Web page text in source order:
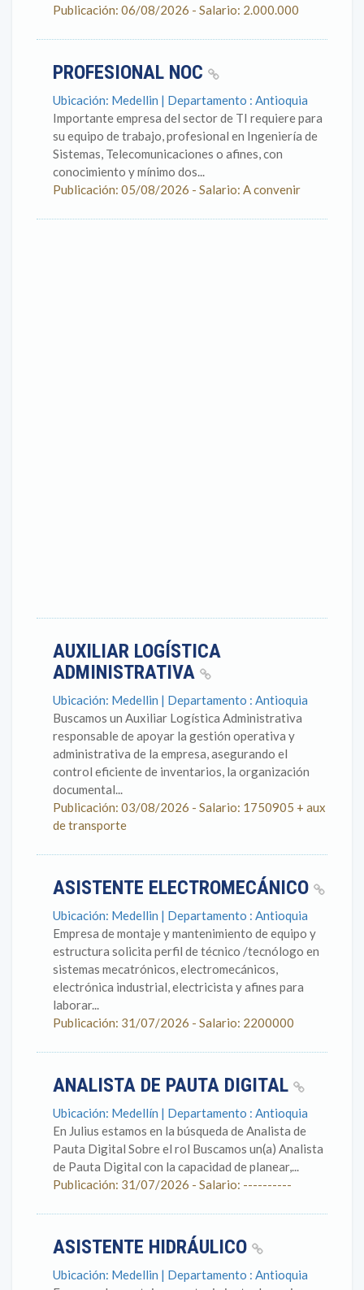
Publicación: 06/08/2026 - Salario: 2.000.000
PROFESIONAL NOC
Ubicación: Medellin | Departamento : Antioquia
Importante empresa del sector de TI requiere para
su equipo de trabajo, profesional en Ingeniería de
Sistemas, Telecomunicaciones o afines, con
conocimiento y mínimo dos...
Publicación: 05/08/2026 - Salario: A convenir
AUXILIAR LOGÍSTICA
ADMINISTRATIVA
Ubicación: Medellin | Departamento : Antioquia
Buscamos un Auxiliar Logística Administrativa
responsable de apoyar la gestión operativa y
administrativa de la empresa, asegurando el
control eficiente de inventarios, la organización
documental...
Publicación: 03/08/2026 - Salario: 1750905 + aux
de transporte
ASISTENTE ELECTROMECÁNICO
Ubicación: Medellin | Departamento : Antioquia
Empresa de montaje y mantenimiento de equipo y
estructura solicita perfil de técnico /tecnólogo en
sistemas mecatrónicos, electromecánicos,
electrónica industrial, electricista y afines para
laborar...
Publicación: 31/07/2026 - Salario: 2200000
ANALISTA DE PAUTA DIGITAL
Ubicación: Medellín | Departamento : Antioquia
En Julius estamos en la búsqueda de Analista de
Pauta Digital Sobre el rol Buscamos un(a) Analista
de Pauta Digital con la capacidad de planear,...
Publicación: 31/07/2026 - Salario: ----------
ASISTENTE HIDRÁULICO
Ubicación: Medellin | Departamento : Antioquia